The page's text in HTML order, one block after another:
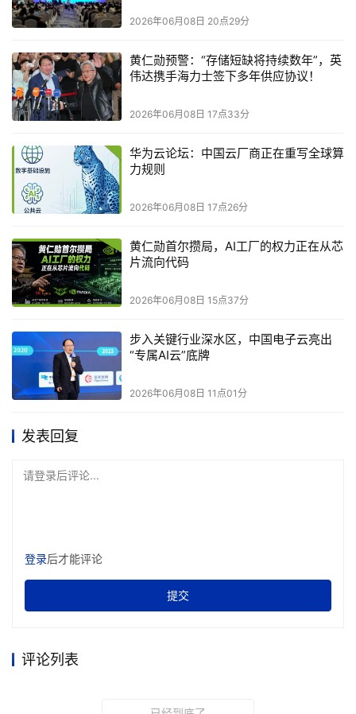
训练场景的吞吐量打开了前所未有的想象空间。
英特尔和AMD这两大CPU巨头在存储技术上的表态尤为值
得关注。
英特尔力推的CXL 3.0技术野心清晰，就是要把内存资源从
服务器中彻底解耦，实现机架级的全局内存池化。至强
道，给数据中心的内存弹性吃下了一颗定心丸。
AMD则凭借首款采用台积电2nm工艺的EPYC Venice处理
器展示了更激进的野心——原生支持PCIe 6.0和CXL 3.0，
内存通道数一口气加到16个，内存带宽提升60%。这些数字
背后的逻辑其实很直白：未来的AI服务器，HBM负责近算
调度，而PCIe 6.0 SSD则扛起海量数据的存储底座——三
术方案同台竞技，在国际巨头垄断的高端存储赛道之外，撕
2026年06月08日 20点29分
黄仁勋预警：“存储短缺将持续数年”，英
伟达携手海力士签下多年供应协议！
2026年06月08日 17点33分
华为云论坛：中国云厂商正在重写全球算
力规则
2026年06月08日 17点26分
黄仁勋首尔攒局，AI工厂的权力正在从芯
片流向代码
2026年06月08日 15点37分
步入关键行业深水区，中国电子云亮出
“专属AI云”底牌
2026年06月08日 11点01分
发表回复
请登录后评论...
登录后才能评论
提交
评论列表